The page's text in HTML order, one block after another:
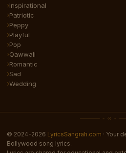
Inspirational
Patriotic
Peppy
Playful
Pop
Qawwali
Romantic
Sad
Wedding
© 2024-2026 LyricsSangrah.com · Your
Bollywood song lyrics.